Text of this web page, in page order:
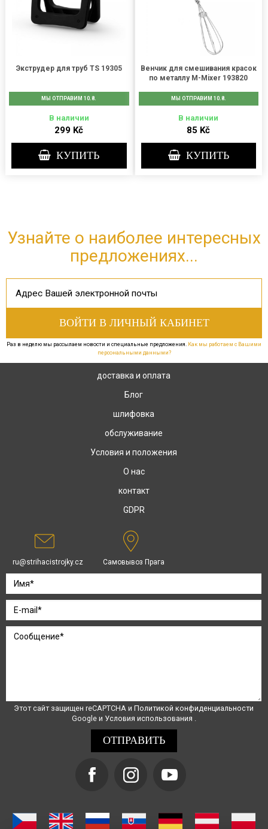
Экструдер для труб TS 19305
МЫ ОТПРАВИМ 10.8.
В наличии
299 Kč
КУПИТЬ
Венчик для смешивания красок
по металлу M-Mixer 193820
МЫ ОТПРАВИМ 10.8.
В наличии
85 Kč
КУПИТЬ
Узнайте о наиболее интересных
предложениях...
Раз в неделю мы рассылаем новости и специальные предложения. Как мы работаем с Вашими
персональными данными?
доставка и оплата
Блог
шлифовка
обслуживание
Условия и положения
О нас
контакт
GDPR
ru@strihacistrojky.cz Самовывоз Прага
Этот сайт защищен reCAPTCHA и Политикой конфиденциальности
Google и Условия использования